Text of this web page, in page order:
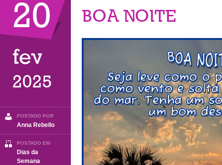
20
fev
2025
POSTADO POR
Anna Rebello
POSTADO EM
Dias da
Semana
BOA NOITE